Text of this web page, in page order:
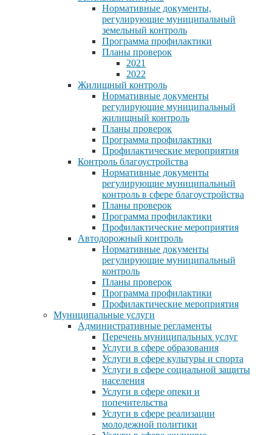
Нормативные документы,
регулирующие муниципальный
земельный контроль
Программа профилактики
Планы проверок
2021
2022
Жилищный контроль
Нормативные документы
регулирующие муниципальный
жилищный контроль
Планы проверок
Программа профилактики
Профилактические мероприятия
Контроль благоустройства
Нормативные документы
регулирующие муниципальный
контроль в сфере благоустройства
Планы проверок
Программа профилактики
Профилактические мероприятия
Автодорожный контроль
Нормативные документы
регулирующие муниципальный
контроль
Планы проверок
Программа профилактики
Профилактические мероприятия
Муниципальные услуги
Административные регламенты
Перечень муниципальных услуг
Услуги в сфере образования
Услуги в сфере культуры и спорта
Услуги в сфере социальной защиты
населения
Услуги в сфере опеки и
попечительства
Услуги в сфере реализации
молодежной политики